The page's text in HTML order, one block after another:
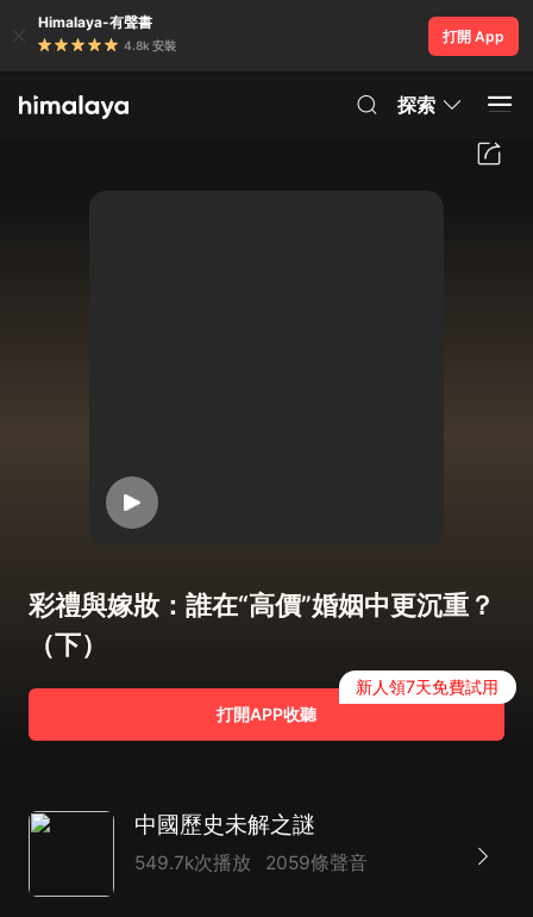
Himalaya-有聲書
4.8k 安裝
打開 App
探索
彩禮與嫁妝：誰在“高價”婚姻中更沉重？
（下）
打開APP收聽
新人領7天免費試用
中國歷史未解之謎
549.7k次播放 2059條聲音